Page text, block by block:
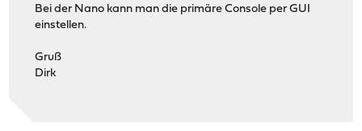
Bei der Nano kann man die primäre Console per GUI
einstellen.
Gruß
Dirk